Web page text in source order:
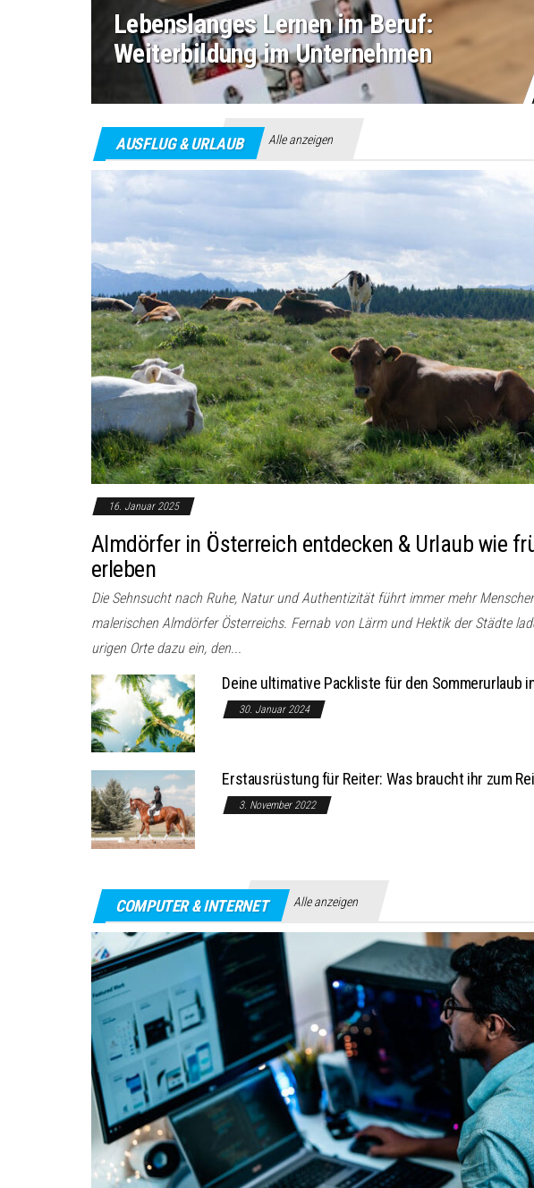
Lebenslanges Lernen im Beruf:
Weiterbildung im Unternehmen
AUSFLUG & URLAUB Alle anzeigen
16. Januar 2025
Almdörfer in Österreich entdecken & Urlaub wie
erleben
Die Sehnsucht nach Ruhe, Natur und Authentizität führt immer mehr
malerischen Almdörfer Österreichs. Fernab von Lärm und Hektik der Städte
urigen Orte dazu ein, den...
Deine ultimative Packliste für den Sommerurlaub
30. Januar 2024
Erstausrüstung für Reiter: Was braucht ihr zum
3. November 2022
COMPUTER & INTERNET Alle anzeigen